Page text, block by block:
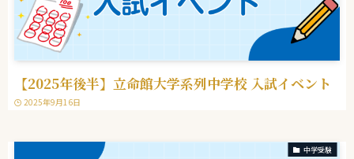
【2025年後半】立命館大学系列中学校 入試イベント
2025年9月16日
中学受験